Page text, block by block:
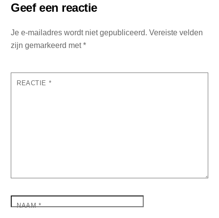
Geef een reactie
Je e-mailadres wordt niet gepubliceerd. Vereiste velden
zijn gemarkeerd met*
REACTIE *
NAAM*